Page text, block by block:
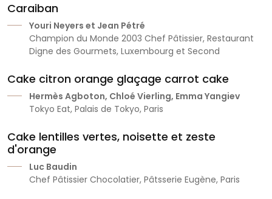
Caraiban
Youri Neyers et Jean Pétré
Champion du Monde 2003 Chef Pâtissier, Restaurant
Digne des Gourmets, Luxembourg et Second
Cake citron orange glaçage carrot cake
Hermès Agboton, Chloé Vierling, Emma Yangiev
Tokyo Eat, Palais de Tokyo, Paris
Cake lentilles vertes, noisette et zeste
d'orange
Luc Baudin
Chef Pâtissier Chocolatier, Pâtsserie Eugène, Paris